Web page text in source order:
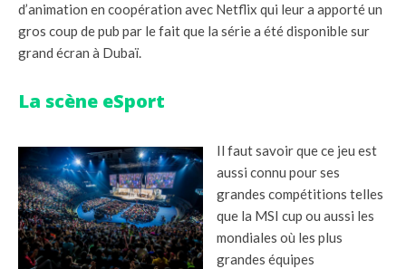
d’animation en coopération avec Netflix qui leur a apporté un
gros coup de pub par le fait que la série a été disponible sur
grand écran à Dubaï.
La scène eSport
Il faut savoir que ce jeu est
aussi connu pour ses
grandes compétitions telles
que la MSI cup ou aussi les
mondiales où les plus
grandes équipes